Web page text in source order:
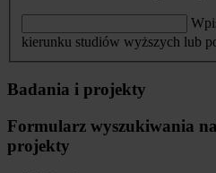
kierunku studiów wyższych lub
Badania i projekty
Formularz wyszukiwania
projekty